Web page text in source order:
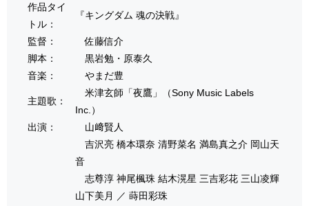
作品タイ
トル：
『キングダム 魂の決戦』
監督：
佐藤信介
脚本：
黒岩勉・原泰久
音楽：
やまだ豊
主題歌：
米津玄師「夜鷹」（Sony Music Labels
Inc.）
出演：
山﨑賢人
吉沢亮 橋本環奈 清野菜名 満島真之介 岡山天
音
志尊淳 神尾楓珠 結木滉星 三吉彩花 三山凌輝
山下美月 ／ 蒔田彩珠